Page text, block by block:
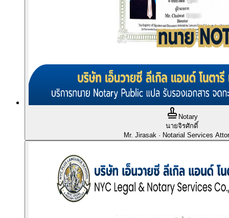
Notary
นายจิรศักดิ์
Mr. Jirasak · Notarial Services